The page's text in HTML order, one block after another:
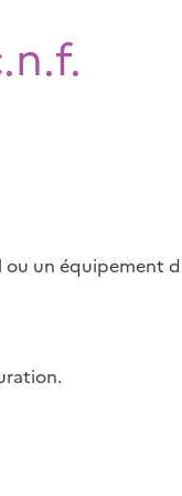
ou un équipement